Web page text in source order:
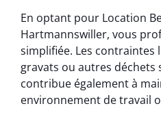
En optant pour Location
Hartmannswiller, vous
simplifiée. Les contraintes
gravats ou autres déchets
contribue également à
environnement de travail